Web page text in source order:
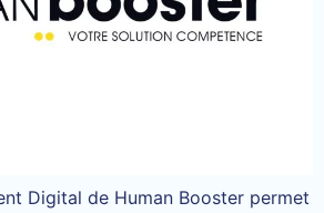
Digital de Human Booster permet